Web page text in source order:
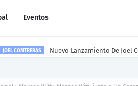
Eventos
JOEL CONTRERAS Nuevo Lanzamiento De Joel